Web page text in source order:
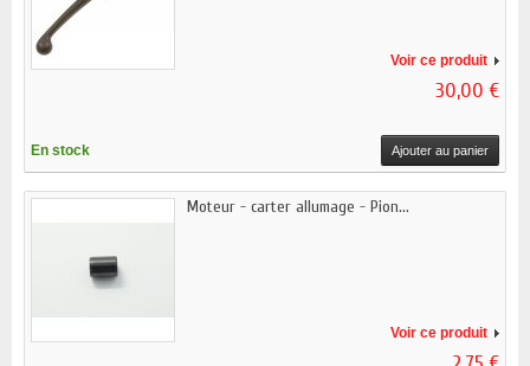
Voir ce produit
30,00 €
En stock Ajouter au panier
Moteur - carter allumage - Pion...
Voir ce produit